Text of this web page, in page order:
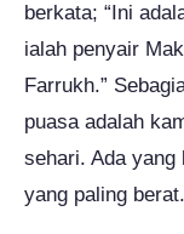
berkata; “Ini
ialah penyair
Farrukh.”
puasa adalah
sehari. Ada yang
yang paling